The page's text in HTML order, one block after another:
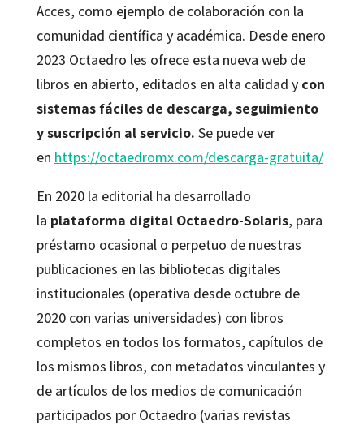
Acces, como ejemplo de colaboración con la
comunidad científica y académica. Desde enero
2023 Octaedro les ofrece esta nueva web de
libros en abierto, editados en alta calidad y con
sistemas fáciles de descarga, seguimiento
y suscripción al servicio. Se puede ver
en https://octaedromx.com/descarga-gratuita/
En 2020 la editorial ha desarrollado
la plataforma digital Octaedro-Solaris, para
préstamo ocasional o perpetuo de nuestras
publicaciones en las bibliotecas digitales
institucionales (operativa desde octubre de
2020 con varias universidades) con libros
completos en todos los formatos, capítulos de
los mismos libros, con metadatos vinculantes y
de artículos de los medios de comunicación
participados por Octaedro (varias revistas